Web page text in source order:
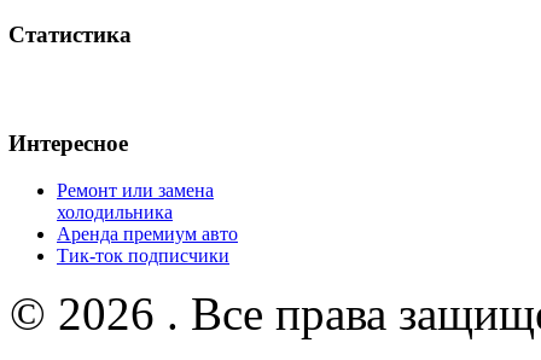
Статистика
Интересное
Ремонт или замена
холодильника
Аренда премиум авто
Тик-ток подписчики
© 2026 . Все права